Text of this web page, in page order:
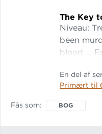
The Key
Niveau:
been
blood ...
andet
fra den
En del af
Primært til
Fås som BOG